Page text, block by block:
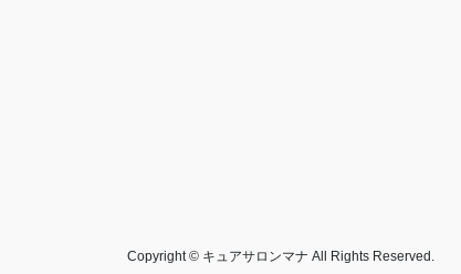
Copyright © キュアサロンマナ All Rights Reserved.